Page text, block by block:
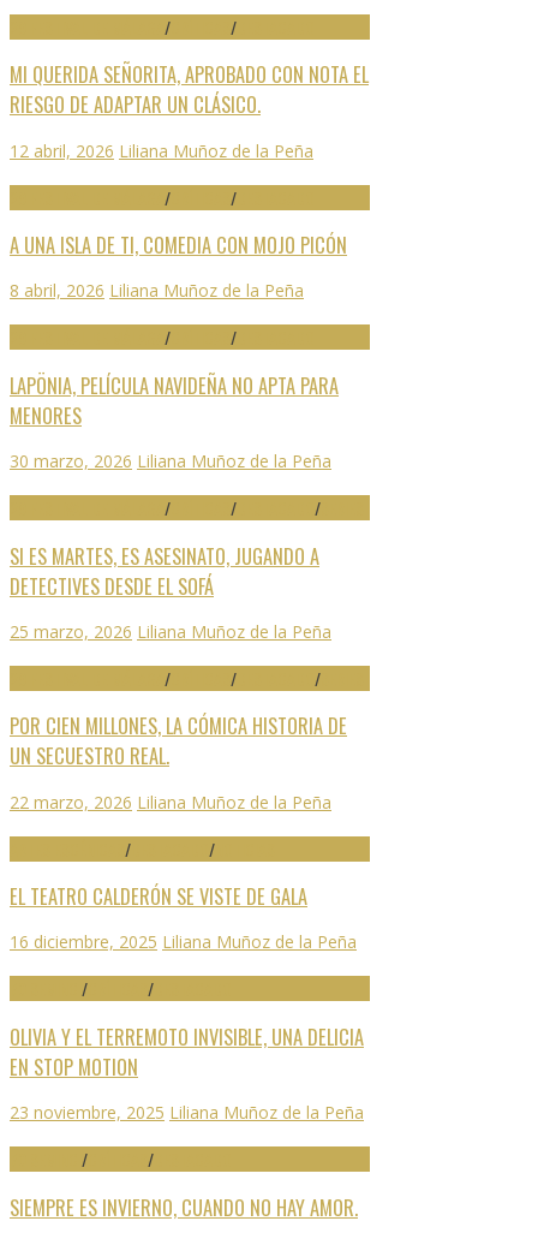
/ /
MI QUERIDA SEÑORITA, APROBADO CON NOTA EL
RIESGO DE ADAPTAR UN CLÁSICO.
12 abril, 2026 Liliana Muñoz de la Peña
/ /
A UNA ISLA DE TI, COMEDIA CON MOJO PICÓN
8 abril, 2026 Liliana Muñoz de la Peña
/ /
LAPÖNIA, PELÍCULA NAVIDEÑA NO APTA PARA
MENORES
30 marzo, 2026 Liliana Muñoz de la Peña
/ / /
SI ES MARTES, ES ASESINATO, JUGANDO A
DETECTIVES DESDE EL SOFÁ
25 marzo, 2026 Liliana Muñoz de la Peña
/ / /
POR CIEN MILLONES, LA CÓMICA HISTORIA DE
UN SECUESTRO REAL.
22 marzo, 2026 Liliana Muñoz de la Peña
/ /
EL TEATRO CALDERÓN SE VISTE DE GALA
16 diciembre, 2025 Liliana Muñoz de la Peña
/ /
OLIVIA Y EL TERREMOTO INVISIBLE, UNA DELICIA
EN STOP MOTION
23 noviembre, 2025 Liliana Muñoz de la Peña
/ /
SIEMPRE ES INVIERNO, CUANDO NO HAY AMOR.